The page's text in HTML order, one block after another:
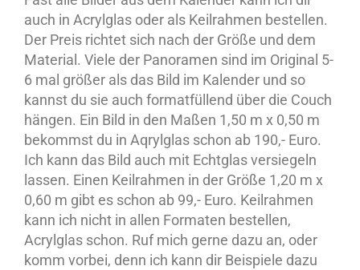
auch in Acrylglas oder als Keilrahmen bestellen.
Der Preis richtet sich nach der Größe und dem
Material. Viele der Panoramen sind im Original 5-
6 mal größer als das Bild im Kalender und so
kannst du sie auch formatfüllend über die Couch
hängen. Ein Bild in den Maßen 1,50 m x 0,50 m
bekommst du in Aqrylglas schon ab 190,- Euro.
Ich kann das Bild auch mit Echtglas versiegeln
lassen. Einen Keilrahmen in der Größe 1,20 m x
0,60 m gibt es schon ab 99,- Euro. Keilrahmen
kann ich nicht in allen Formaten bestellen,
Acrylglas schon. Ruf mich gerne dazu an, oder
komm vorbei, denn ich kann dir Beispiele dazu